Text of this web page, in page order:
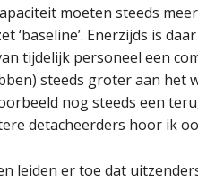
moeten steeds
‘baseline’. Enerzijds is
tijdelijk personeel een
steeds groter aan het
nog steeds een
detacheerders hoor ik
leiden er toe dat